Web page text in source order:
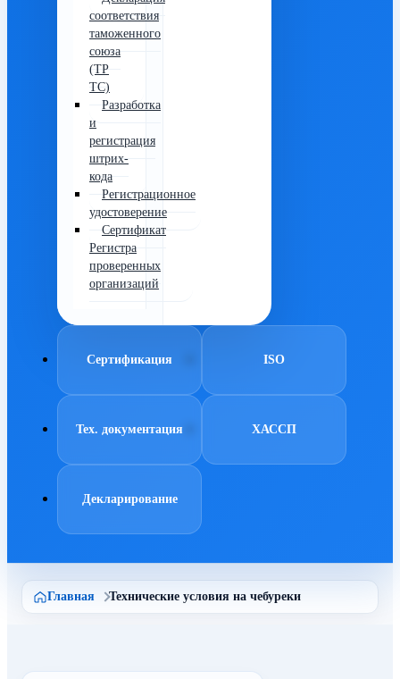
соответствия
таможенного
союза
(ТР
ТС)
Разработка
и
регистрация
штрих-
кода
Регистрационное
удостоверение
Сертификат
Регистра
проверенных
организаций
Сертификация ISO
Тех. документация ХАССП
Декларирование
Главная Технические условия на чебуреки